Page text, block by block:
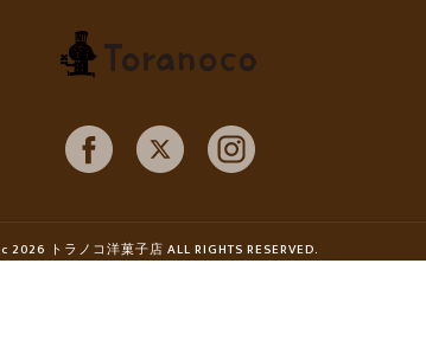
c 2026 トラノコ洋菓子店 ALL RIGHTS RESERVED.